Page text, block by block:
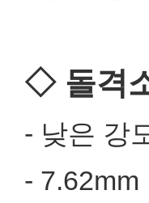
◇ 돌격
- 낮은 강
- 7.62mm